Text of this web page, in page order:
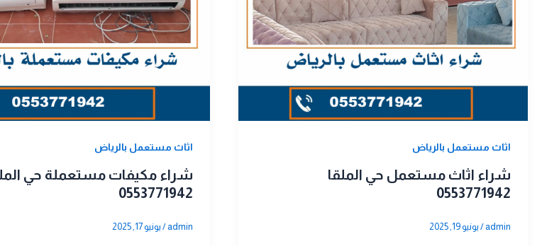
اثاث مستعمل بالرياض
شراء اثاث مستعمل حي الملقا
0553771942
admin
/ يونيو 19, 2025
اثاث مستعمل بالرياض
شراء مكيفات مستعملة حي
0553771942
admin
/ يونيو 17, 2025